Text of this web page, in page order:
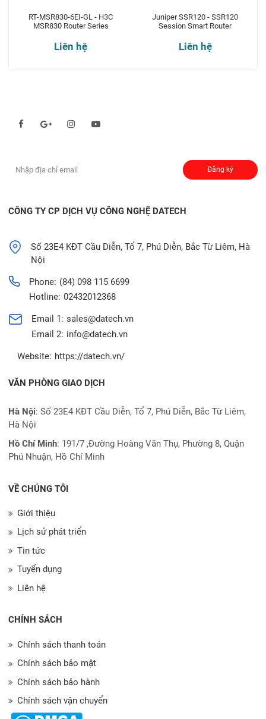
RT-MSR830-6EI-GL - H3C
MSR830 Router Series
Liên hệ
Juniper SSR120 - SSR120
Session Smart Router
Liên hệ
Đăng ký
CÔNG TY CP DỊCH VỤ CÔNG NGHỆ DATECH
Số 23E4 KĐT Cầu Diễn, Tổ 7, Phú Diễn, Bắc Từ Liêm, Hà
Nội
Phone: (84) 098 115 6699
Hotline: 02432012368
Email 1: sales@datech.vn
Email 2: info@datech.vn
Website: https://datech.vn/
VĂN PHÒNG GIAO DỊCH
Hà Nội: Số 23E4 KĐT Cầu Diễn, Tổ 7, Phú Diễn, Bắc Từ Liêm,
Hà Nội
Hồ Chí Minh: 191/7 ,Đường Hoàng Văn Thụ, Phường 8, Quận
Phú Nhuận, Hồ Chí Minh
VỀ CHÚNG TÔI
Giới thiệu
Lịch sử phát triển
Tin tức
Tuyển dụng
Liên hệ
CHÍNH SÁCH
Chính sách thanh toán
Chính sách bảo mật
Chính sách bảo hành
Chính sách vận chuyển